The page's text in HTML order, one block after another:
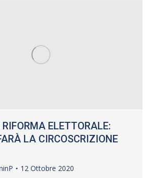
ELETTORALE:
LA CIRCOSCRIZIONE
12 Ottobre 2020